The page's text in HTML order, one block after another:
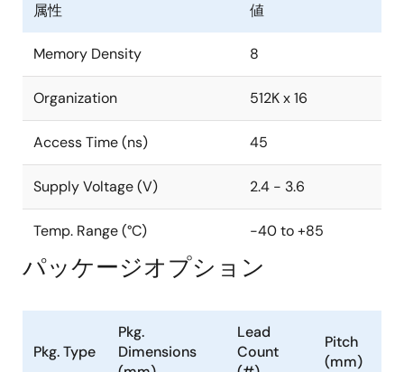
属性 値
Memory Density 8
Organization 512K x 16
Access Time (ns) 45
Supply Voltage (V) 2.4 - 3.6
Temp. Range (°C) -40 to +85
パッケージオプション
Pkg. Type
Pkg.
Dimensions
Lead
Count
Pitch
(mm)